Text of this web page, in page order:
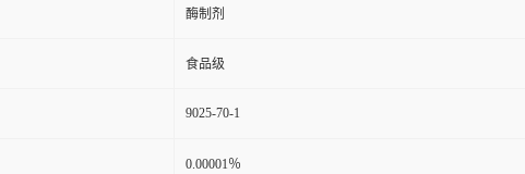
酶制剂
食品级
9025-70-1
0.00001％